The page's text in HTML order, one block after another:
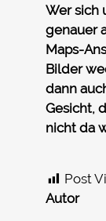
Wer sich
genauer
Maps-
Bilder
dann
Gesicht,
nicht da
Post
Autor